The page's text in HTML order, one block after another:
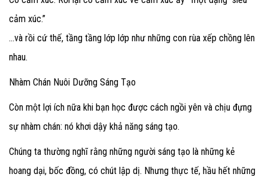
cảm xúc.”
…và rồi cứ thế, tầng tầng lớp lớp như những con rùa xếp chồng lên
nhau.
Nhàm Chán Nuôi Dưỡng Sáng Tạo
Còn một lợi ích nữa khi bạn học được cách ngồi yên và chịu đựng
sự nhàm chán: nó khơi dậy khả năng sáng tạo.
Chúng ta thường nghĩ rằng những người sáng tạo là những kẻ
hoang dại, bốc đồng, có chút lập dị. Nhưng thực tế, hầu hết những